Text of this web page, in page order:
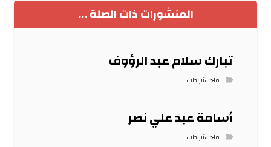
المنشورات ذات الصلة ...
تبارك سلام عبد الرؤوف
ماجستير طب
أسامة عبد علي نصر
ماجستير طب